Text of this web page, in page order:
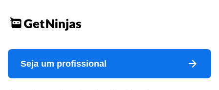
Seja um profissional